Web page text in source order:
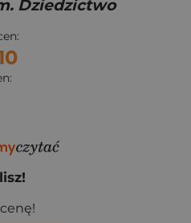
Dziedzictwo